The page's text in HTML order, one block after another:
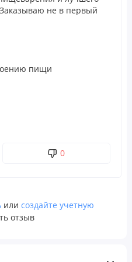
FCC (по
не в первый
пищи
0
или создайте учетную
отзыв